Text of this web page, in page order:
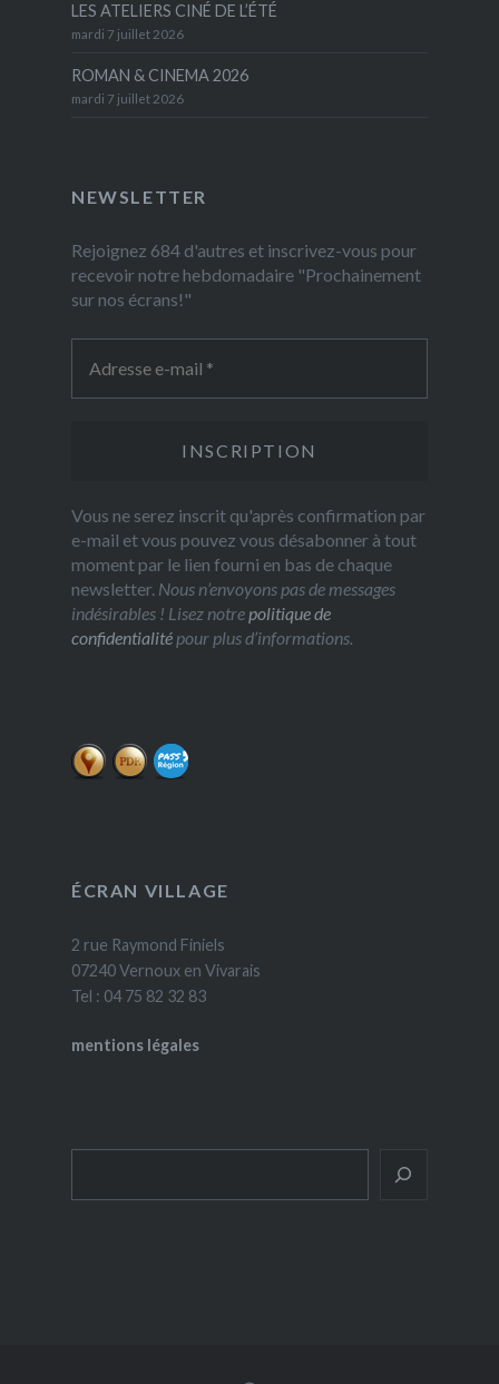
LES ATELIERS CINÉ DE L’ÉTÉ
mardi 7 juillet 2026
ROMAN & CINEMA 2026
mardi 7 juillet 2026
NEWSLETTER
Rejoignez 684 d'autres et inscrivez-vous pour
recevoir notre hebdomadaire "Prochainement
sur nos écrans!"
Vous ne serez inscrit qu'après confirmation par
e-mail et vous pouvez vous désabonner à tout
moment par le lien fourni en bas de chaque
newsletter. Nous n’envoyons pas de messages
indésirables ! Lisez notrepolitique de
confidentialitépour plus d’informations.
ÉCRAN VILLAGE
2 rue Raymond Finiels
07240 Vernoux en Vivarais
Tel : 04 75 82 32 83
mentions légales